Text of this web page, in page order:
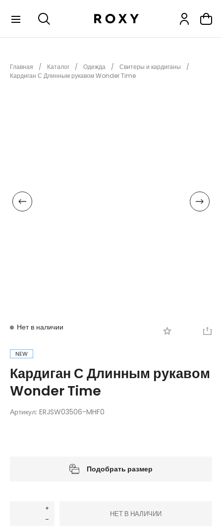
НОВИНКИ
АКСЕССУАРЫ
Главная Каталог Одежда
Свитеры и кардиганы
Кардиган С Длинным рукавом Wonder Time
Нет в наличии
NEW
Кардиган С Длинным рукавом
Wonder Time
Артикул: ERJSW03506-MHF0
Подобрать размер
НЕТ В НАЛИЧИИ